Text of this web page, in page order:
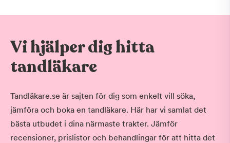
Vi hjälper dig hitta
tandläkare
Tandläkare.se är sajten för dig som enkelt vill söka,
jämföra och boka en tandläkare. Här har vi samlat det
bästa utbudet i dina närmaste trakter. Jämför
recensioner, prislistor och behandlingar för att hitta det